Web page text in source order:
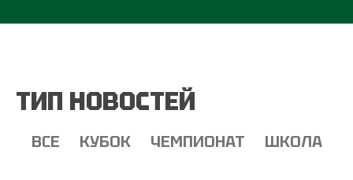
ТИП НОВОСТЕЙ
ВСЕ КУБОК ЧЕМПИОНАТ ШКОЛА